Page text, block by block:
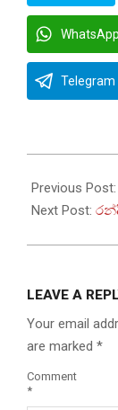
WhatsApp
Telegram
01-
05
Previous Post:
Next Post:
LEAVE A
Your email
are marked *
Comment
*